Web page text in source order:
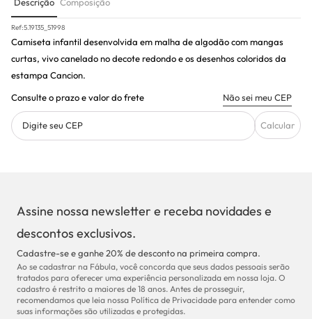
Ref:5.19135_51998
Camiseta infantil desenvolvida em malha de algodão com mangas
curtas, vivo canelado no decote redondo e os desenhos coloridos da
estampa Cancion.
Consulte o prazo e valor do frete
Não sei meu CEP
Digite seu CEP Calcular
Assine nossa newsletter e receba novidades e
descontos exclusivos.
Cadastre-se e ganhe 20% de desconto na primeira compra.
Ao se cadastrar na Fábula, você concorda que seus dados pessoais serão
tratados para oferecer uma experiência personalizada em nossa loja. O
cadastro é restrito a maiores de 18 anos. Antes de prosseguir,
recomendamos que leia nossa Política de Privacidade para entender como
suas informações são utilizadas e protegidas.